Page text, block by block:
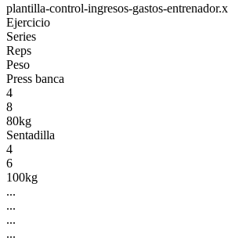
plantilla-control-ingresos-gastos-
Ejercicio
Series
Reps
Peso
Press banca
4
8
80kg
Sentadilla
4
6
100kg
...
...
...
...